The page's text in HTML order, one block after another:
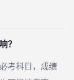
？
考科目，成绩